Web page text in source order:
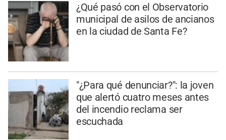
¿Qué pasó con el Observatorio
municipal de asilos de ancianos
en la ciudad de Santa Fe?
"¿Para qué denunciar?": la joven
que alertó cuatro meses antes
del incendio reclama ser
escuchada